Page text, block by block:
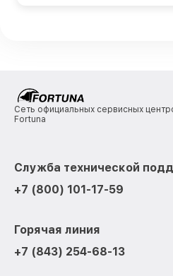
Сеть официальных сервисных
Fortuna
Служба технической
+7 (800) 101-17-59
Горячая линия
+7 (843) 254-68-13